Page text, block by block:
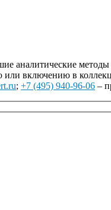
аналитические методы
или включению в
; +7 (495) 940-96-06 –